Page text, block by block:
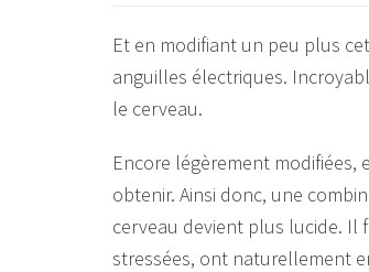
Et en modifiant un peu plus
anguilles électriques.
le cerveau.
Encore légèrement
obtenir. Ainsi donc, une
cerveau devient plus lucide. Il
stressées, ont naturellement